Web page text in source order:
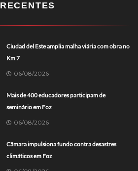
RECENTES
Ciudad del Este amplia malha viária com obra no
Km 7
06/08/2026
Mais de 400 educadores participam de
seminário em Foz
06/08/2026
Câmara impulsiona fundo contra desastres
climáticos em Foz